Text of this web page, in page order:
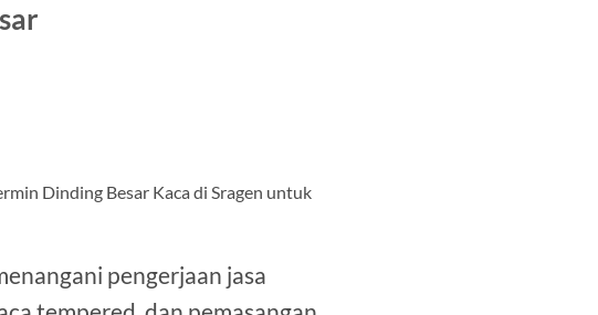
Dinding Besar Kaca di Sragen untuk
pengerjaan jasa